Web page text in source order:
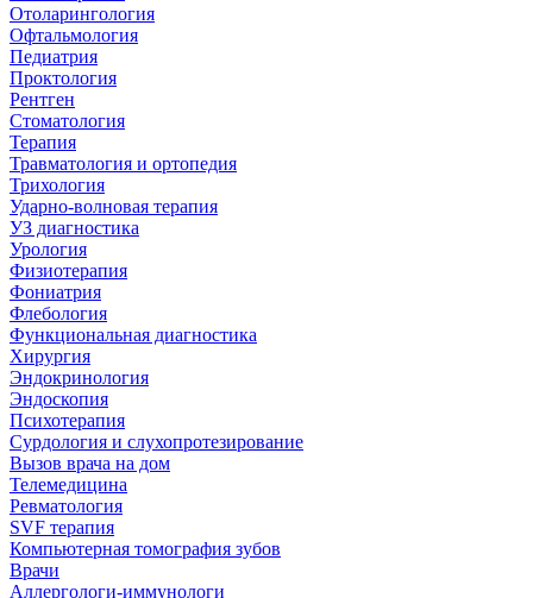
Отоларингология
Офтальмология
Педиатрия
Проктология
Рентген
Стоматология
Терапия
Травматология и ортопедия
Трихология
Ударно-волновая терапия
УЗ диагностика
Урология
Физиотерапия
Фониатрия
Флебология
Функциональная диагностика
Хирургия
Эндокринология
Эндоскопия
Психотерапия
Сурдология и слухопротезирование
Вызов врача на дом
Телемедицина
Ревматология
SVF терапия
Компьютерная томография зубов
Врачи
Аллергологи-иммунологи